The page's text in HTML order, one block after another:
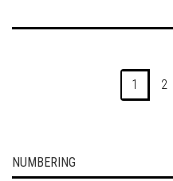
1 2
NUMBERING